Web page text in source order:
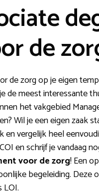
de
de zorg op je eigen
de meest interessante
het vakgebied
Wil je een eigen zaak
vergelijk heel
en schrijf je vandaag
voor de zorg! Een
begeleiding. Deze
LOI.